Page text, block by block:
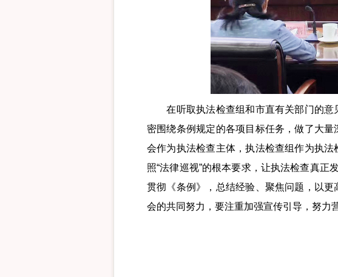
在听取执法检查组和市直有关部门的意
密围绕条例规定的各项目标任务，做了大
会作为执法检查主体，执法检查组作为执
照“法律巡视”的根本要求，让执法检查真正
贯彻《条例》，总结经验、聚焦问题，以
会的共同努力，要注重加强宣传引导，努力